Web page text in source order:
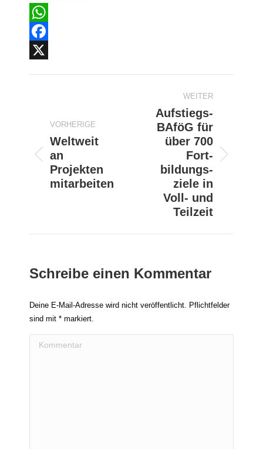
WhatsApp
Facebook
VORHERIGE
Vorheriger
Beitrag:
Weltweit
an
Projekten
mitarbeiten
WEITER
Beitrag:
Aufstiegs-
BAföG für
über 700
Fort­
bildungs­
ziele in
Voll- und
Teilzeit
Schreibe einen Kommentar
Deine E-Mail-Adresse wird nicht veröffentlicht. Pflichtfelder
sind mit * markiert.
Kommentar